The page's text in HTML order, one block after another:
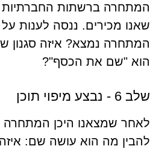
המתחרה ברשתות החברתיות
שאנו מכירים. ננסה לענות
המתחרה נמצא? איזה סגנון
הוא "שם את הכסף"?
שלב 6 - נבצע מיפוי תוכן
לאחר שמצאנו היכן המתחרה
להבין מה הוא עושה שם: